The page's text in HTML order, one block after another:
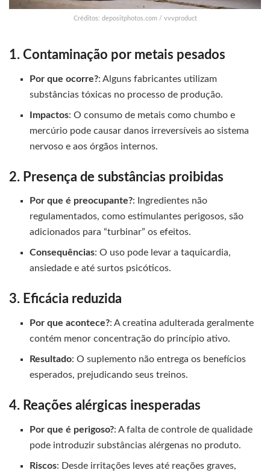
Créditos: depositphotos.com / vvvproduct
1. Contaminação por metais pesados
Por que ocorre?: Alguns fabricantes utilizam
substâncias tóxicas no processo de produção.
Impactos: O consumo de metais como chumbo e
mercúrio pode causar danos irreversíveis ao sistema
nervoso e aos órgãos internos.
2. Presença de substâncias proibidas
Por que é preocupante?: Ingredientes não
regulamentados, como estimulantes perigosos, são
adicionados para “turbinar” os efeitos.
Consequências: O uso pode levar a taquicardia,
ansiedade e até surtos psicóticos.
3. Eficácia reduzida
Por que acontece?: A creatina adulterada geralmente
contém menor concentração do princípio ativo.
Resultado: O suplemento não entrega os benefícios
esperados, prejudicando seus treinos.
4. Reações alérgicas inesperadas
Por que é perigoso?: A falta de controle de qualidade
pode introduzir substâncias alérgenas no produto.
Riscos: Desde irritações leves até reações graves,